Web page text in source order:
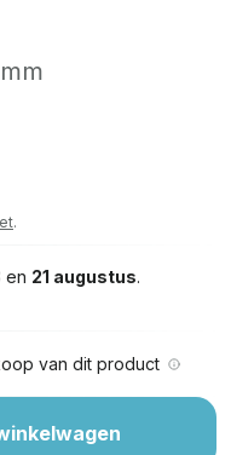
.
en 21 augustus.
van dit product